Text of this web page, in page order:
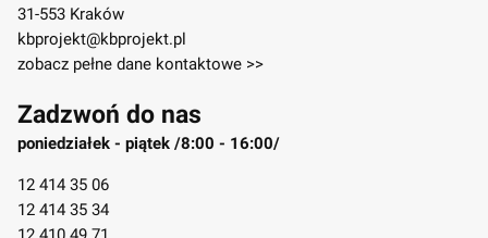
31-553 Kraków
kbprojekt@kbprojekt.pl
zobacz pełne dane kontaktowe >>
Zadzwoń do nas
poniedziałek - piątek /8:00 - 16:00/
12 414 35 06
12 414 35 34